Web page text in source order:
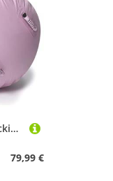
Apollo Air Roll Pro - Air Tracking Rolle für Erwachsene, auch zum Turnen für Kinder geeignet, erhältlich mit 60cm oder 75cm Durchmesser, aufblasbare Gymnastikrolle für zuhause, Outdoor Training
79,99 €